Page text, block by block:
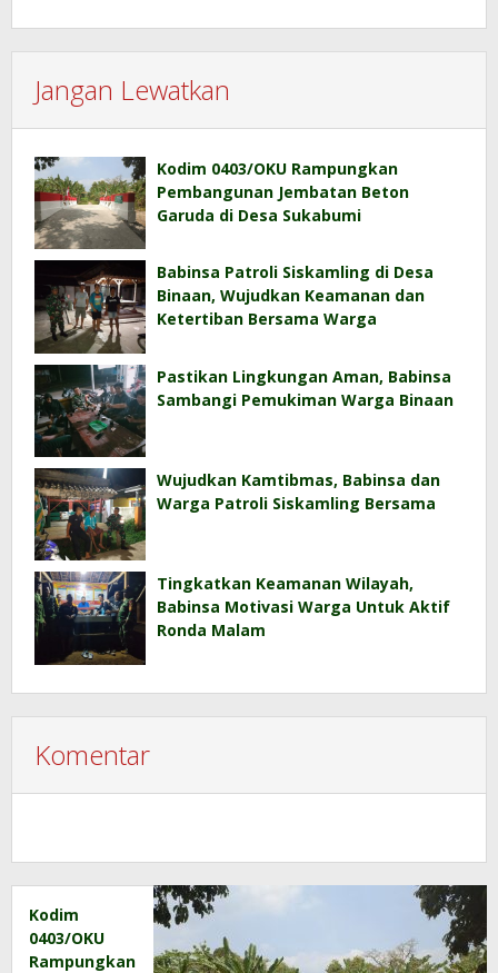
Jangan Lewatkan
Kodim 0403/OKU Rampungkan
Pembangunan Jembatan Beton
Garuda di Desa Sukabumi
Babinsa Patroli Siskamling di Desa
Binaan, Wujudkan Keamanan dan
Ketertiban Bersama Warga
Pastikan Lingkungan Aman, Babinsa
Sambangi Pemukiman Warga Binaan
Wujudkan Kamtibmas, Babinsa dan
Warga Patroli Siskamling Bersama
Tingkatkan Keamanan Wilayah,
Babinsa Motivasi Warga Untuk Aktif
Ronda Malam
Komentar
Kodim
0403/OKU
Rampungkan